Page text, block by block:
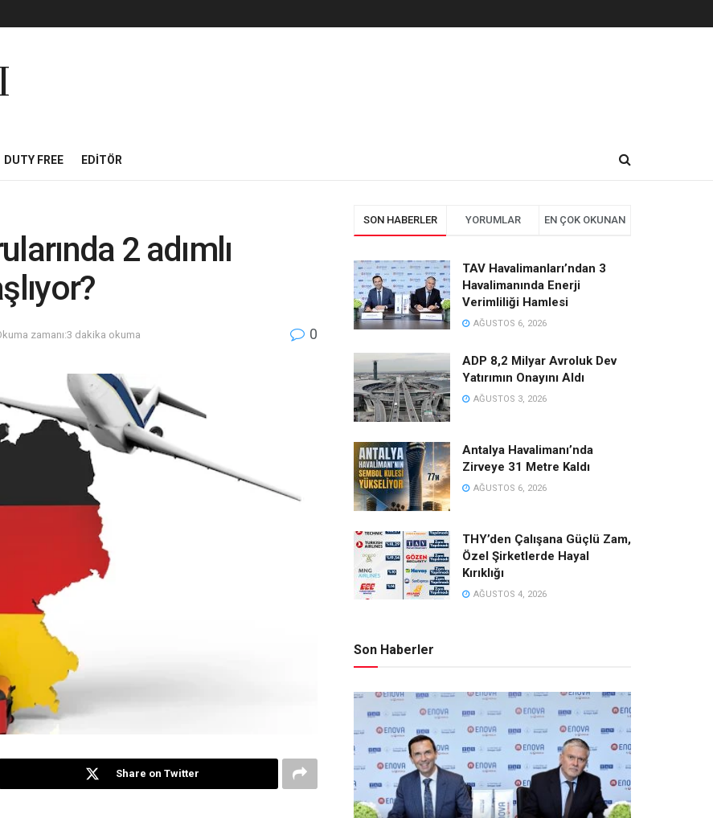
DUTY FREE EDITÖR
2 adımlı
zamanı:3 dakika okuma 0
Share on Twitter
SON HABERLER YORUMLAR EN ÇOK OKUNAN
TAV Havalimanları’ndan 3
Havalimanında Enerji
Verimliliği Hamlesi
AĞUSTOS 6, 2026
ADP 8,2 Milyar Avroluk Dev
Yatırımın Onayını Aldı
AĞUSTOS 3, 2026
Antalya Havalimanı’nda
Zirveye 31 Metre Kaldı
AĞUSTOS 6, 2026
THY’den Çalışana Güçlü Zam,
Özel Şirketlerde Hayal
Kırıklığı
AĞUSTOS 4, 2026
Son Haberler